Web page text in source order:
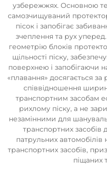
узбережжях. Основною
самозчищуваний
пісок і запобігає
зчеплення та рух
геометрію блоків
щільності піску,
поверхнею і запобігаючи
«плавання» досягається
співвідношення
транспортним засобам
рихлому піску, а не
незамінними для
транспортних засобів
патрульних
транспортних засобів,
піщаних